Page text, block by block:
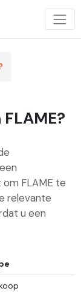
FLAME te
relevante
u een